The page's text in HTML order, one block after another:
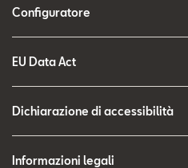
Configuratore
EU Data Act
Dichiarazione di accessibilità
Informazioni legali